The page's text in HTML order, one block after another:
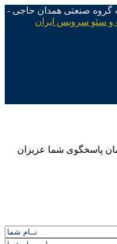
گروه صنعتی همدان حاجی -
سئو سرویس ایران
پاسخگوی شما عزیزان